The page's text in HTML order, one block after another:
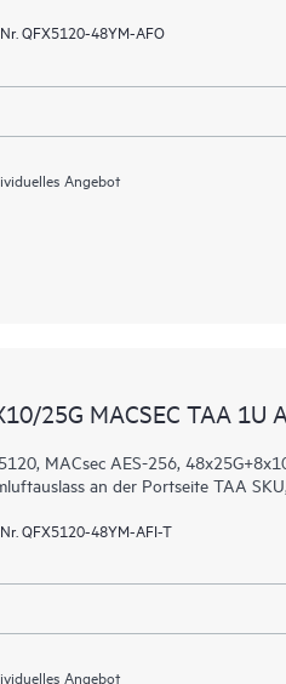
QFX5120-48YM-AFO
Angebot
25G MACSEC TAA 1U
MACsec AES-256,
an der Portseite TAA
QFX5120-48YM-AFI-T
Angebot